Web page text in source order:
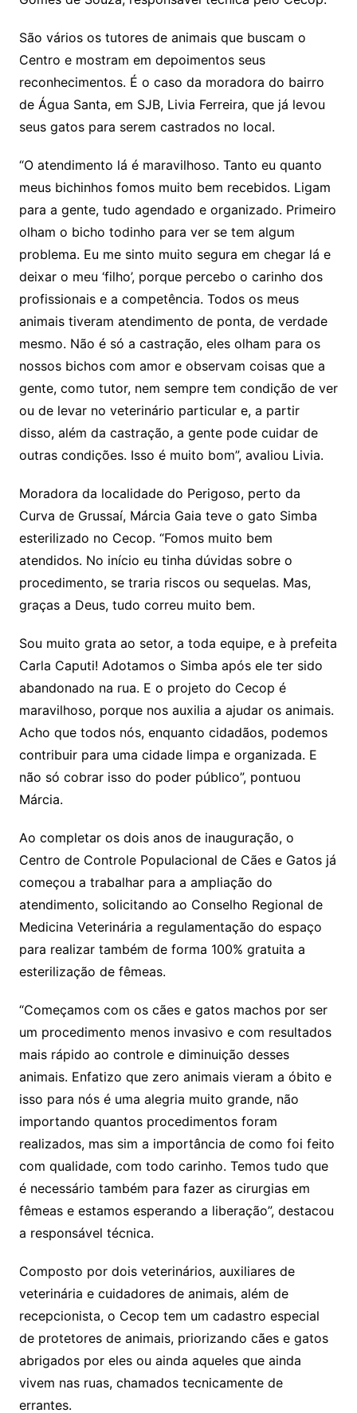
São vários os tutores de animais que buscam o
Centro e mostram em depoimentos seus
reconhecimentos. É o caso da moradora do bairro
de Água Santa, em SJB, Livia Ferreira, que já levou
seus gatos para serem castrados no local.
“O atendimento lá é maravilhoso. Tanto eu quanto
meus bichinhos fomos muito bem recebidos. Ligam
para a gente, tudo agendado e organizado. Primeiro
olham o bicho todinho para ver se tem algum
problema. Eu me sinto muito segura em chegar lá e
deixar o meu ‘filho’, porque percebo o carinho dos
profissionais e a competência. Todos os meus
animais tiveram atendimento de ponta, de verdade
mesmo. Não é só a castração, eles olham para os
nossos bichos com amor e observam coisas que a
gente, como tutor, nem sempre tem condição de ver
ou de levar no veterinário particular e, a partir
disso, além da castração, a gente pode cuidar de
outras condições. Isso é muito bom”, avaliou Livia.
Moradora da localidade do Perigoso, perto da
Curva de Grussaí, Márcia Gaia teve o gato Simba
esterilizado no Cecop. “Fomos muito bem
atendidos. No início eu tinha dúvidas sobre o
procedimento, se traria riscos ou sequelas. Mas,
graças a Deus, tudo correu muito bem.
Sou muito grata ao setor, a toda equipe, e à prefeita
Carla Caputi! Adotamos o Simba após ele ter sido
abandonado na rua. E o projeto do Cecop é
maravilhoso, porque nos auxilia a ajudar os animais.
Acho que todos nós, enquanto cidadãos, podemos
contribuir para uma cidade limpa e organizada. E
não só cobrar isso do poder público”, pontuou
Márcia.
Ao completar os dois anos de inauguração, o
Centro de Controle Populacional de Cães e Gatos já
começou a trabalhar para a ampliação do
atendimento, solicitando ao Conselho Regional de
Medicina Veterinária a regulamentação do espaço
para realizar também de forma 100% gratuita a
esterilização de fêmeas.
“Começamos com os cães e gatos machos por ser
um procedimento menos invasivo e com resultados
mais rápido ao controle e diminuição desses
animais. Enfatizo que zero animais vieram a óbito e
isso para nós é uma alegria muito grande, não
importando quantos procedimentos foram
realizados, mas sim a importância de como foi feito
com qualidade, com todo carinho. Temos tudo que
é necessário também para fazer as cirurgias em
fêmeas e estamos esperando a liberação”, destacou
a responsável técnica.
Composto por dois veterinários, auxiliares de
veterinária e cuidadores de animais, além de
recepcionista, o Cecop tem um cadastro especial
de protetores de animais, priorizando cães e gatos
abrigados por eles ou ainda aqueles que ainda
vivem nas ruas, chamados tecnicamente de
errantes.